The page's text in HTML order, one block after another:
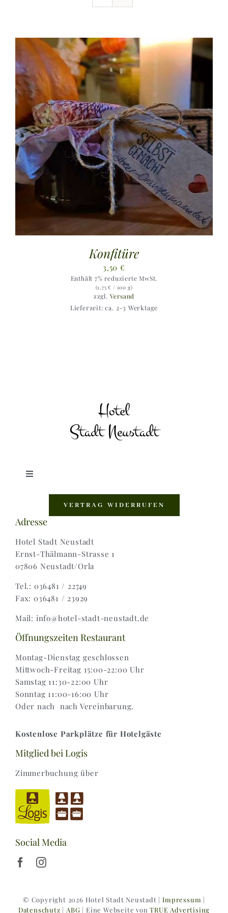
Anfahrt + Kontakt
Konfitüre
3,50€
Enthält 7% reduzierte MwSt.
(1,75€ / 100 g)
zzgl. Versand
Lieferzeit: ca. 2-3 Werktage
Toggle
Zahlungsweisen |
Widerruf |
Versand & Lieferung
VERTRAG WIDERRUFEN
Adresse
Hotel Stadt Neustadt
Ernst-Thälmann-Strasse 1
07806 Neustadt/Orla
Tel.: 036481 / 22749
Fax: 036481 / 23929
Mail: info@hotel-stadt-neustadt.de
Öffnungszeiten Restaurant
Montag-Dienstag geschlossen
Mittwoch-Freitag 15:00-22:00 Uhr
Samstag 11:30-22:00 Uhr
Sonntag 11:00-16:00 Uhr
Oder nach nach Vereinbarung.
Kostenlose Parkplätze für Hotelgäste
Mitglied bei Logis
Zimmerbuchung über
Social Media
© Copyright 2026 Hotel Stadt Neustadt |Impressum |
Datenschutz |ABG | Eine Webseite vonTRUE Advertising